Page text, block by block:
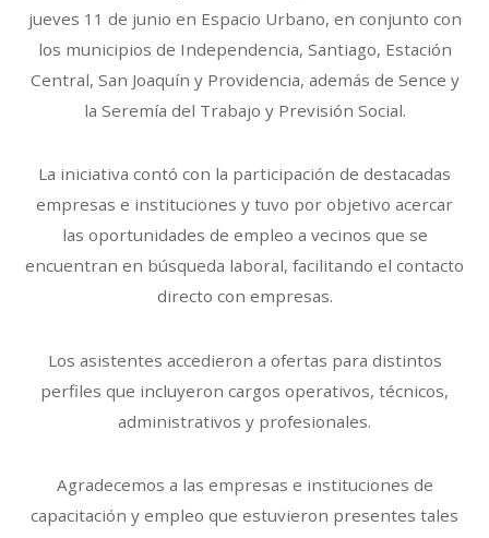
jueves 11 de junio en Espacio Urbano, en conjunto con
los municipios de Independencia, Santiago, Estación
Central, San Joaquín y Providencia, además de Sence y
la Seremía del Trabajo y Previsión Social.
La iniciativa contó con la participación de destacadas
empresas e instituciones y tuvo por objetivo acercar
las oportunidades de empleo a vecinos que se
encuentran en búsqueda laboral, facilitando el contacto
directo con empresas.
Los asistentes accedieron a ofertas para distintos
perfiles que incluyeron cargos operativos, técnicos,
administrativos y profesionales.
Agradecemos a las empresas e instituciones de
capacitación y empleo que estuvieron presentes tales